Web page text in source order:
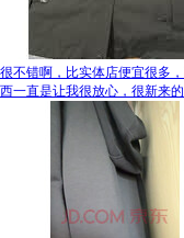
很不错啊，比实体店便宜很多
西一直是让我很放心，很新来